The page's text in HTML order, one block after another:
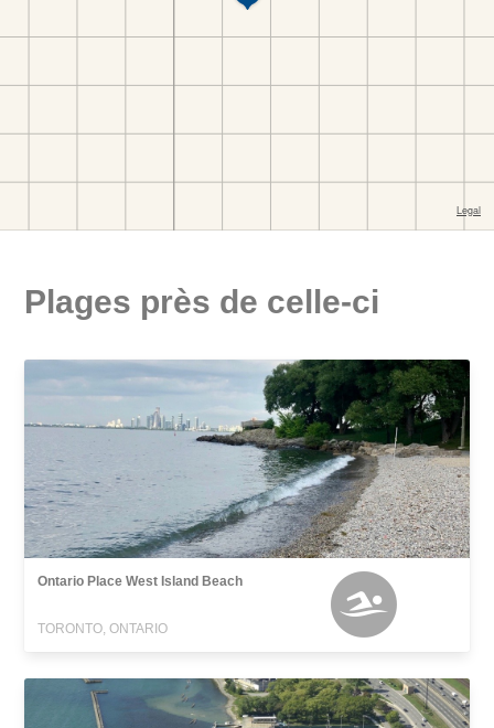
Plages près de celle-ci
Ontario Place West Island Beach
TORONTO, ONTARIO